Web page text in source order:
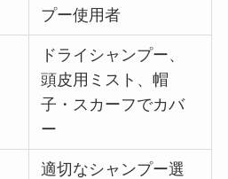
プー使用者
ドライシャンプー、
頭皮用ミスト、帽
子・スカーフでカバ
ー
適切なシャンプー選